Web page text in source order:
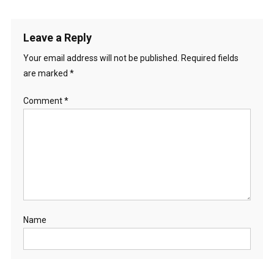
Leave a Reply
Your email address will not be published. Required fields
are marked *
Comment*
Name